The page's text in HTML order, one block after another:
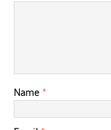
Name *